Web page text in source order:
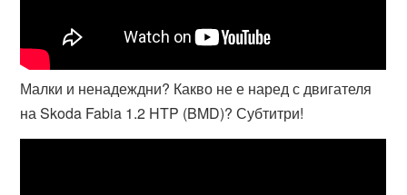
Малки и ненадеждни? Какво не е наред с двигателя
на Skoda Fabia 1.2 HTP (BMD)? Субтитри!